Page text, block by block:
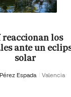
reaccionan los
ante un
solar
Espada Valencia